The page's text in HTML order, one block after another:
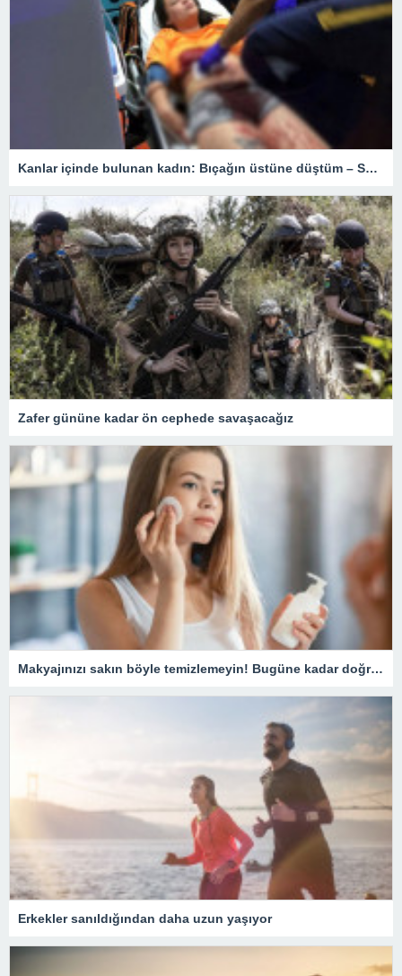
Kanlar içinde bulunan kadın: Bıçağın üstüne düştüm – Son Dakika Türkiye Haberleri
Zafer gününe kadar ön cephede savaşacağız
Makyajınızı sakın böyle temizlemeyin! Bugüne kadar doğru bilinen yanlış temizleme yöntemi pahalıya mal oluyor
Erkekler sanıldığından daha uzun yaşıyor